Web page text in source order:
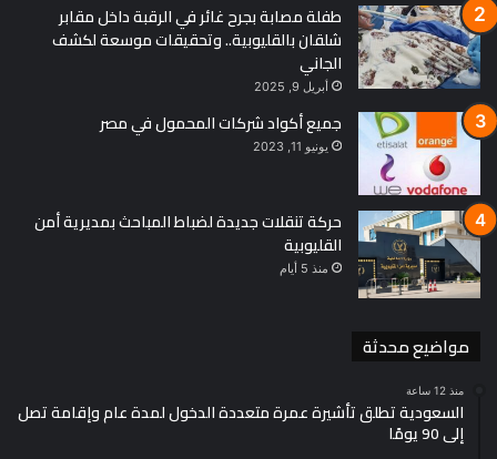
طفلة مصابة بجرح غائر في الرقبة داخل مقابر
شلقان بالقليوبية.. وتحقيقات موسعة لكشف
الجاني
أبريل 9, 2025
جميع أكواد شركات المحمول في مصر
يونيو 11, 2023
حركة تنقلات جديدة لضباط المباحث بمديرية أمن
القليوبية
منذ 5 أيام
مواضيع محدثة
منذ 12 ساعة
السعودية تطلق تأشيرة عمرة متعددة الدخول لمدة عام وإقامة تصل
إلى 90 يومًا